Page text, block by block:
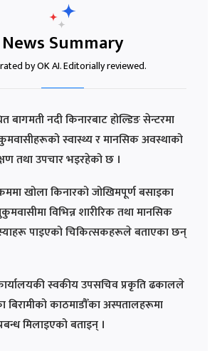
News Summary
by OK AI. Editorially reviewed.
बागमती नदी किनारबाट होल्डिङ सेन्टरमा
स्वास्थ्य र मानसिक अवस्थाको
तथा उपचार भइरहेको छ ।
खोला किनारको जोखिमपूर्ण बसाइका
विभिन्न शारीरिक तथा मानसिक
पाइएको चिकित्सकहरूले बताएका छन्
कार्यालयकी स्वकीय उपसचिव प्रकृति ढकालले
बिरामीको काठमाडौँका अस्पतालहरूमा
मिलाइएको बताइन् ।